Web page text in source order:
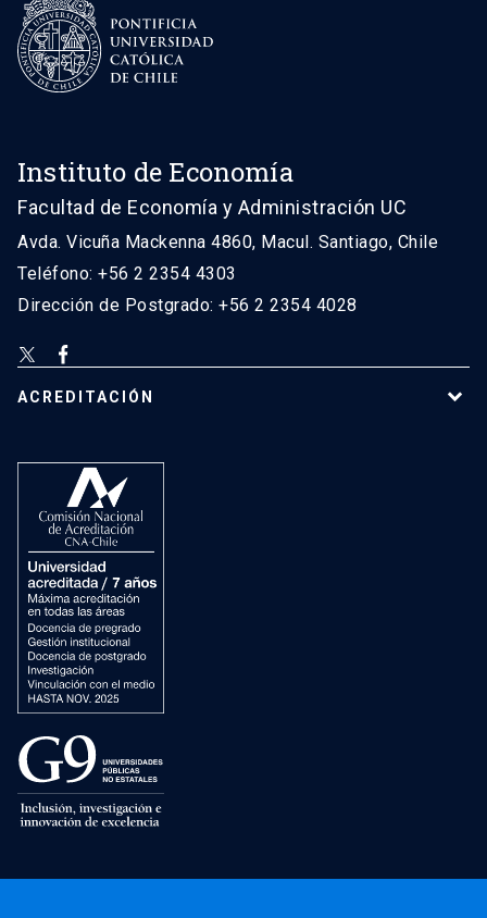
Instituto de Economía
Facultad de Economía y Administración UC
Avda. Vicuña Mackenna 4860, Macul. Santiago, Chile
Teléfono: +56 2 2354 4303
Dirección de Postgrado: +56 2 2354 4028
ACREDITACIÓN